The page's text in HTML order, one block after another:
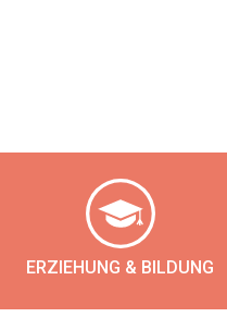
ERZIEHUNG & BILDUNG